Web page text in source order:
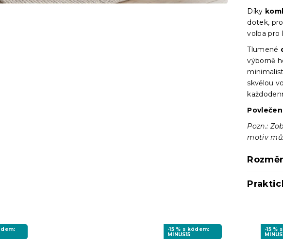
Díky
dotek,
volba pro
Tlumené
výborně
skvělou
Pozn.:
motiv
-15 % s kódem:
MINUS15
-15 %